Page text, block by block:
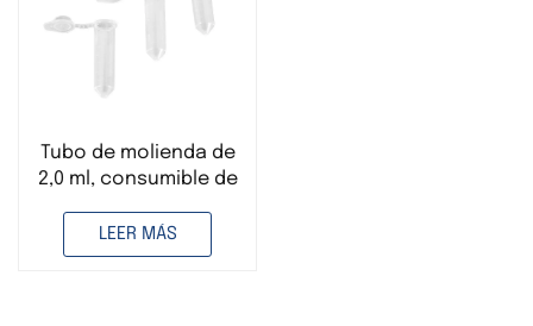
Tubo de molienda de
2,0 ml, consumible de
desechable, utilizado
con homogeneizador
LEER MÁS